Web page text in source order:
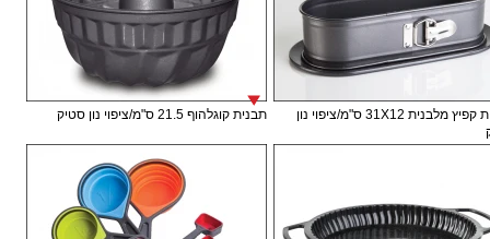
תבנית קפיץ מלבנית 31X12 ס"מ/ציפוי נון
תבנית קוגלהוף 21.5 ס"מ/ציפוי נון סטיק